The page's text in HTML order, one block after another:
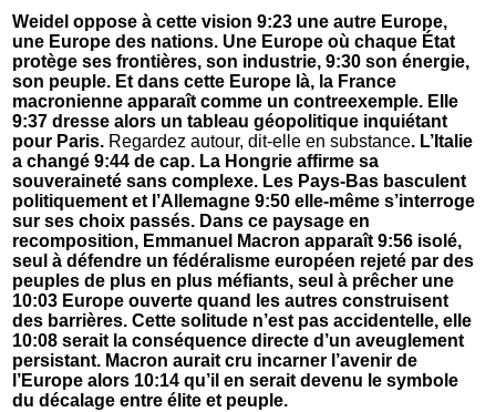
Weidel oppose à cette vision 9:23 une autre Europe,
une Europe des nations. Une Europe où chaque État
protège ses frontières, son industrie, 9:30 son énergie,
son peuple. Et dans cette Europe là, la France
macronienne apparaît comme un contreexemple. Elle
9:37 dresse alors un tableau géopolitique inquiétant
pour Paris. Regardez autour, dit-elle en substance. L’Italie
a changé 9:44 de cap. La Hongrie affirme sa
souveraineté sans complexe. Les Pays-Bas basculent
politiquement et l’Allemagne 9:50 elle-même s’interroge
sur ses choix passés. Dans ce paysage en
recomposition, Emmanuel Macron apparaît 9:56 isolé,
seul à défendre un fédéralisme européen rejeté par des
peuples de plus en plus méfiants, seul à prêcher une
10:03 Europe ouverte quand les autres construisent
des barrières. Cette solitude n’est pas accidentelle, elle
10:08 serait la conséquence directe d’un aveuglement
persistant. Macron aurait cru incarner l’avenir de
l’Europe alors 10:14 qu’il en serait devenu le symbole
du décalage entre élite et peuple.